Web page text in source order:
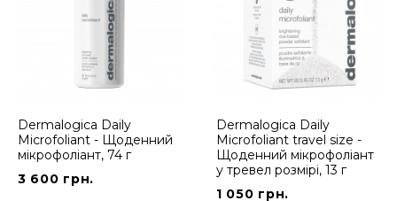
Dermalogica Daily
Microfoliant - Щоденний
мікрофоліант, 74 г
3 600 грн.
Dermalogica Daily
Microfoliant travel size -
Щоденний мікрофоліант
у тревел розмірі, 13 г
1 050 грн.